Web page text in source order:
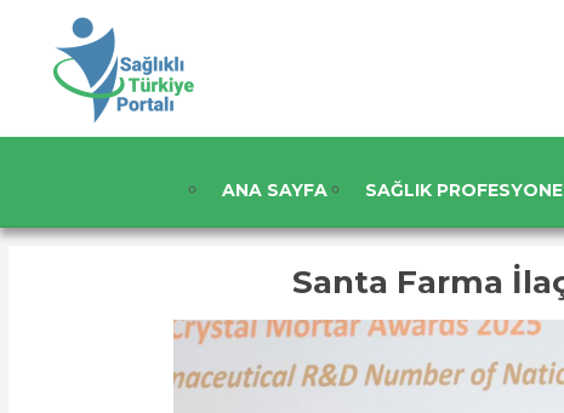
ANA SAYFA SAĞLIK
Santa Farma